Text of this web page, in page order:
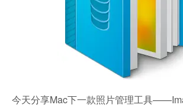
今天分享Mac下一款照片管理工具